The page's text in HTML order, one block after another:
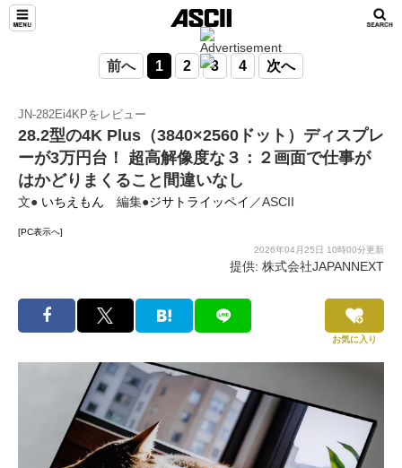
前へ 1 2 3 4 次へ
JN-282Ei4KPをレビュー
28.2型の4K Plus（3840×2560ドット）ディスプレ
ーが3万円台！ 超高解像度な３：２画面で仕事が
はかどりまくること間違いなし
文● いちえもん 編集●ジサトライッペイ ／ASCII
[PC表示へ]
2026年04月25日 10時00分更新
提供: 株式会社JAPANNEXT
お気に入り